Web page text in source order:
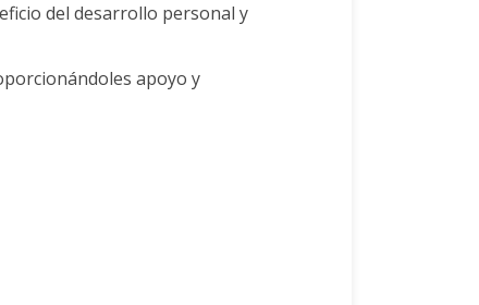
del desarrollo personal y
apoyo y